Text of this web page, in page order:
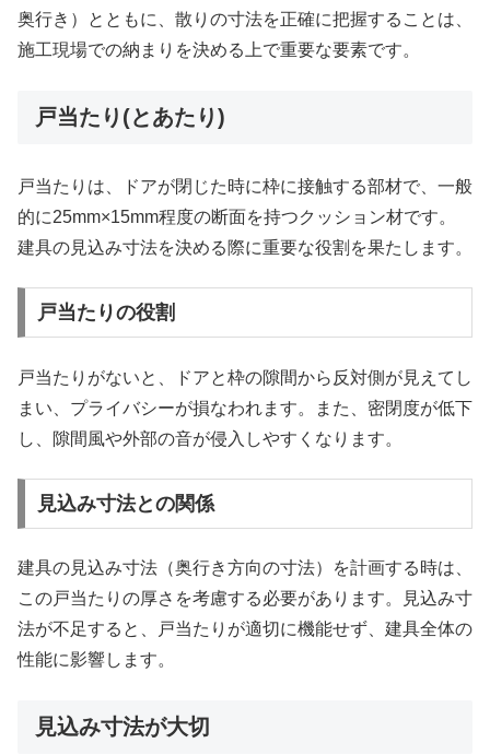
奥行き）とともに、散りの寸法を正確に把握することは、
施工現場での納まりを決める上で重要な要素です。
戸当たり(とあたり)
戸当たりは、ドアが閉じた時に枠に接触する部材で、一般
的に25mm×15mm程度の断面を持つクッション材です。
建具の見込み寸法を決める際に重要な役割を果たします。
戸当たりの役割
戸当たりがないと、ドアと枠の隙間から反対側が見えてし
まい、プライバシーが損なわれます。また、密閉度が低下
し、隙間風や外部の音が侵入しやすくなります。
見込み寸法との関係
建具の見込み寸法（奥行き方向の寸法）を計画する時は、
この戸当たりの厚さを考慮する必要があります。見込み寸
法が不足すると、戸当たりが適切に機能せず、建具全体の
性能に影響します。
見込み寸法が大切